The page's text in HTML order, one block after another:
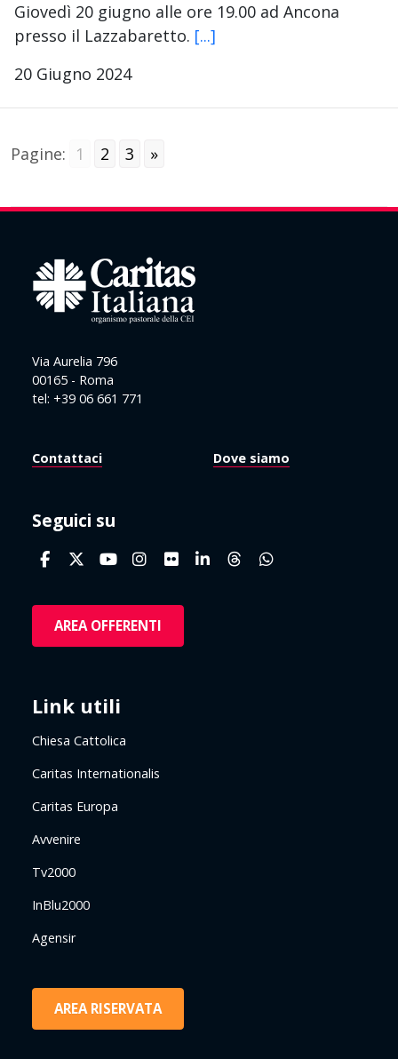
Giovedì 20 giugno alle ore 19.00 ad Ancona
presso il Lazzabaretto. [...]
20 Giugno 2024
Pagine: 1 2 3 »
Via Aurelia 796
00165 - Roma
tel: +39 06 661 771
Contattaci Dove siamo
Seguici su
AREA OFFERENTI
Link utili
Chiesa Cattolica
Caritas Internationalis
Caritas Europa
Avvenire
Tv2000
InBlu2000
Agensir
AREA RISERVATA